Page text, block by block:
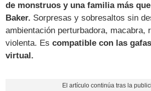
de monstruos y una familia más
Baker. Sorpresas y sobresaltos sin
ambientación perturbadora, macabra,
violenta. Escompatible con las
virtual.